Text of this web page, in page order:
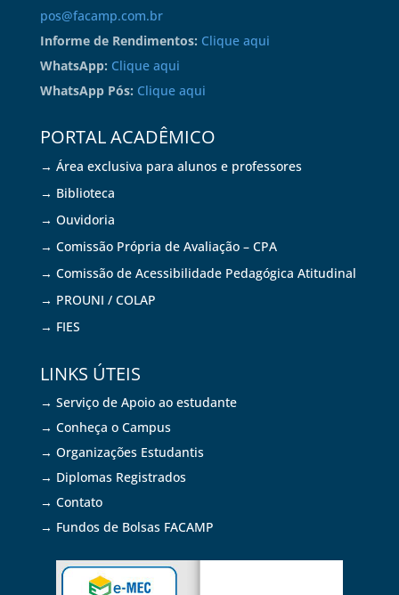
pos@facamp.com.br
Informe de Rendimentos: Clique aqui
WhatsApp: Clique aqui
WhatsApp Pós: Clique aqui
PORTAL ACADÊMICO
→ Área exclusiva para alunos e professores
→ Biblioteca
→ Ouvidoria
→ Comissão Própria de Avaliação – CPA
→ Comissão de Acessibilidade Pedagógica Atitudinal
→ PROUNI / COLAP
→ FIES
LINKS ÚTEIS
→ Serviço de Apoio ao estudante
→ Conheça o Campus
→ Organizações Estudantis
→ Diplomas Registrados
→ Contato
→ Fundos de Bolsas FACAMP